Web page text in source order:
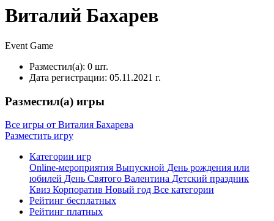
Виталий Бахарев
Event Game
Разместил(а): 0 шт.
Дата регистрации: 05.11.2021 г.
Разместил(а) игры
Все игры от Виталия Бахарева
Разместить игру
Категории игр
Online-мероприятия Выпускной День рождения или
юбилей День Святого Валентина Детский праздник
Квиз Корпоратив Новый год Все категории
Рейтинг бесплатных
Рейтинг платных